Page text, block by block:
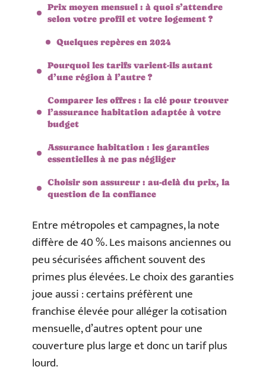
Prix moyen mensuel : à quoi s’attendre
selon votre profil et votre logement ?
Quelques repères en 2024
Pourquoi les tarifs varient-ils autant
d’une région à l’autre ?
Comparer les offres : la clé pour trouver
l’assurance habitation adaptée à votre
budget
Assurance habitation : les garanties
essentielles à ne pas négliger
Choisir son assureur : au-delà du prix, la
question de la confiance
Entre métropoles et campagnes, la note
diffère de 40 %. Les maisons anciennes ou
peu sécurisées affichent souvent des
primes plus élevées. Le choix des garanties
joue aussi : certains préfèrent une
franchise élevée pour alléger la cotisation
mensuelle, d’autres optent pour une
couverture plus large et donc un tarif plus
lourd.